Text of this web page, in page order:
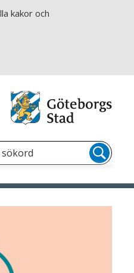
kakor och